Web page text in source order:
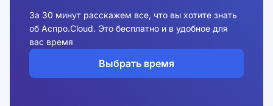
За 30 минут расскажем все, что вы хотите знать
об Аспро.Cloud. Это бесплатно и в удобное для
вас время
Выбрать время